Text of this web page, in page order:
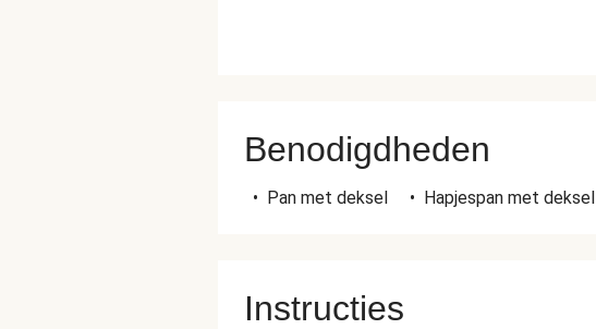
Benodigdheden
• Pan met deksel • Hapjespan met deksel
Instructies